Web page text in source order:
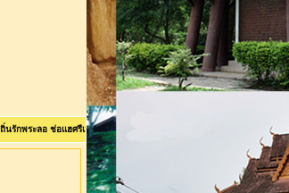
อ ช่อแฮศรีเมือง ลือเลือนแพะเมืองผี คนแพร่นี้ใจงาม <>ยินดีต้อนรับเข้าสู่